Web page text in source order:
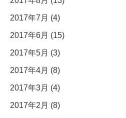
2017年7月 (4)
2017年6月 (15)
2017年5月 (3)
2017年4月 (8)
2017年3月 (4)
2017年2月 (8)